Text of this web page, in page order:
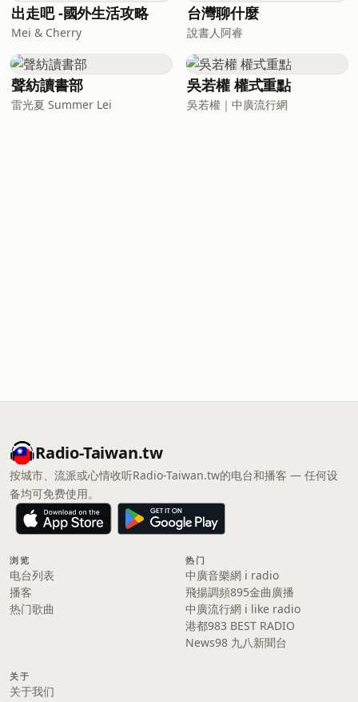
出走吧 -國外生活攻略
Mei & Cherry
台灣聊什麼
說書人阿睿
聲紡讀書部
雷光夏 Summer Lei
吳若權 權式重點
吳若權｜中廣流行網
Radio-Taiwan.tw
按城市、流派或心情收听Radio-Taiwan.tw的电台和播客 — 任何设
备均可免费使用。
浏览
电台列表
播客
热门歌曲
热门
中廣音樂網 i radio
飛揚調頻895金曲廣播
中廣流行網 i like radio
港都983 BEST RADIO
News98 九八新聞台
关于
关于我们